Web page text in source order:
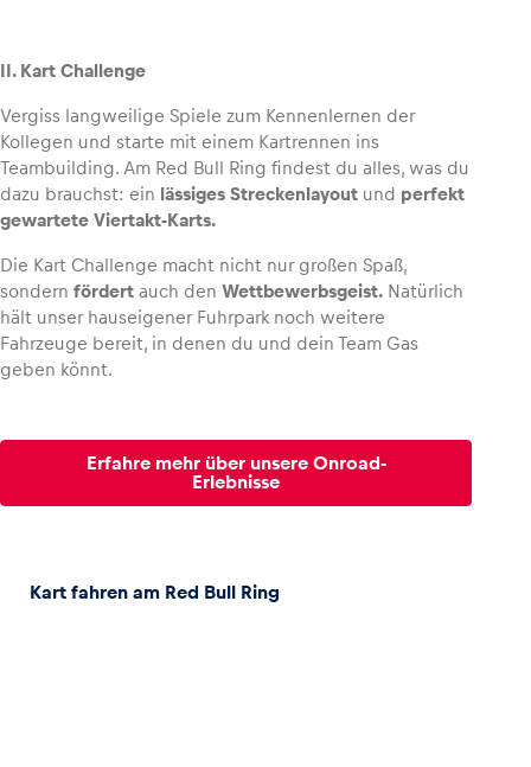
II. Kart Challenge
Vergiss langweilige Spiele zum Kennenlernen der
Kollegen und starte mit einem Kartrennen ins
Teambuilding. Am Red Bull Ring findest du alles, was du
dazu brauchst: ein lässiges Streckenlayout und perfekt
gewartete Viertakt-Karts.
Die Kart Challenge macht nicht nur großen Spaß,
sondern fördert auch den Wettbewerbsgeist. Natürlich
hält unser hauseigener Fuhrpark noch weitere
Fahrzeuge bereit, in denen du und dein Team Gas
geben könnt.
Erfahre mehr über unsere Onroad-
Erlebnisse
Kart fahren am Red Bull Ring